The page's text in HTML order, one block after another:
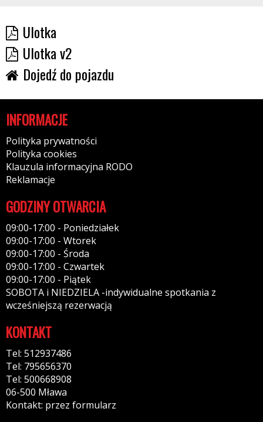
Ulotka
Ulotka v2
Dojedź do pojazdu
INFORMACJE
Polityka prywatności
Polityka cookies
Klauzula informacyjna RODO
Reklamacje
GODZINY OTWARCIA
09:00-17:00 - Poniedziałek
09:00-17:00 - Wtorek
09:00-17:00 - Środa
09:00-17:00 - Czwartek
09:00-17:00 - Piątek
SOBOTA i NIEDZIELA -indywidualne spotkania z
wcześniejszą rezerwacją
KONTAKT
Tel: 512937486
Tel: 795656370
Tel: 500668908
06-500 Mława
Kontakt: przez formularz